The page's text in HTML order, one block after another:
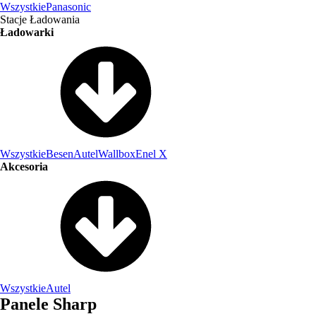
WszystkiePanasonic
Stacje Ładowania
Ładowarki
WszystkieBesenAutelWallboxEnel X
Akcesoria
WszystkieAutel
Panele Sharp